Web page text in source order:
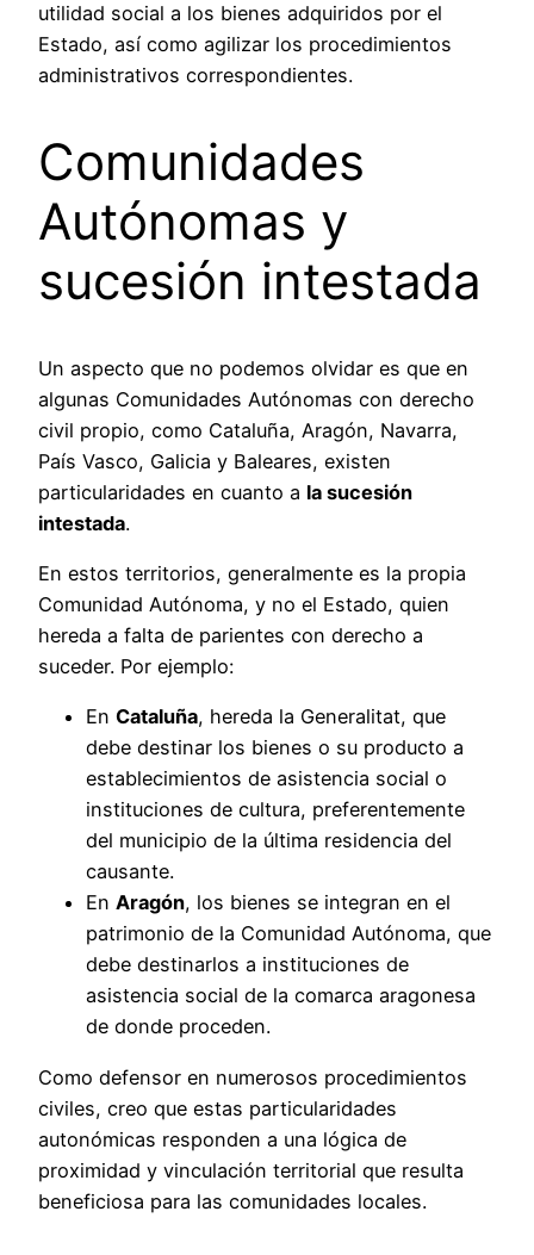
utilidad social a los bienes adquiridos por el
Estado, así como agilizar los procedimientos
administrativos correspondientes.
Comunidades
Autónomas y
sucesión intestada
Un aspecto que no podemos olvidar es que en
algunas Comunidades Autónomas con derecho
civil propio, como Cataluña, Aragón, Navarra,
País Vasco, Galicia y Baleares, existen
particularidades en cuanto a la sucesión
intestada.
En estos territorios, generalmente es la propia
Comunidad Autónoma, y no el Estado, quien
hereda a falta de parientes con derecho a
suceder. Por ejemplo:
En Cataluña, hereda la Generalitat, que
debe destinar los bienes o su producto a
establecimientos de asistencia social o
instituciones de cultura, preferentemente
del municipio de la última residencia del
causante.
En Aragón, los bienes se integran en el
patrimonio de la Comunidad Autónoma, que
debe destinarlos a instituciones de
asistencia social de la comarca aragonesa
de donde proceden.
Como defensor en numerosos procedimientos
civiles, creo que estas particularidades
autonómicas responden a una lógica de
proximidad y vinculación territorial que resulta
beneficiosa para las comunidades locales.